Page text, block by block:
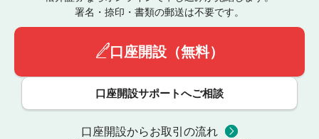
署名・捺印・書類の郵送は不要です。
口座開設（無料）
口座開設サポートへご相談
口座開設からお取引の流れ